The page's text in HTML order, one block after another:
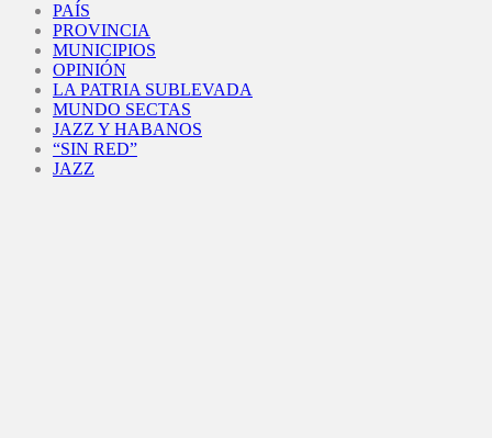
PAÍS
PROVINCIA
MUNICIPIOS
OPINIÓN
LA PATRIA SUBLEVADA
MUNDO SECTAS
JAZZ Y HABANOS
“SIN RED”
JAZZ